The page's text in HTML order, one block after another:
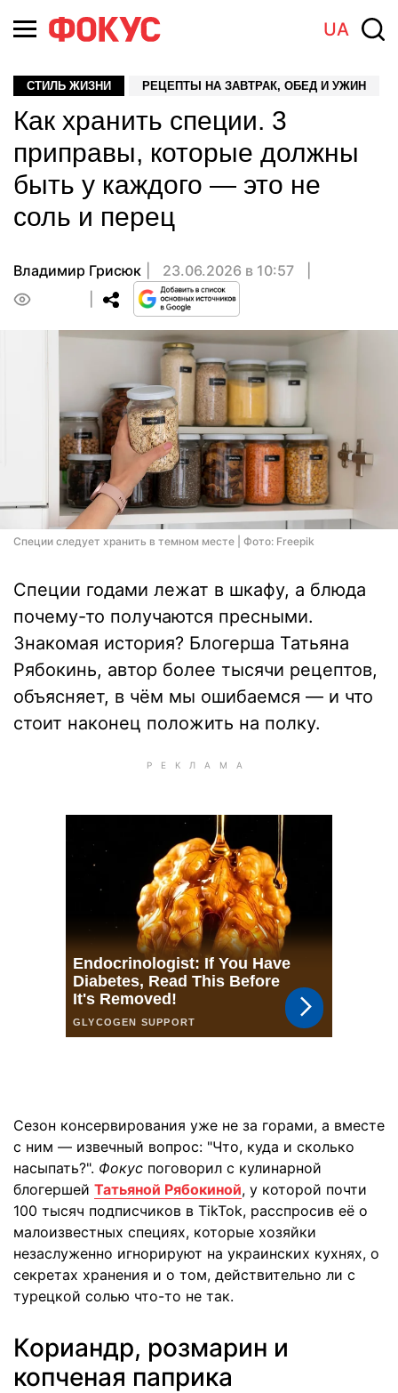
UA
СТИЛЬ ЖИЗНИ РЕЦЕПТЫ НА ЗАВТРАК, ОБЕД И УЖИН
Как хранить специи. 3
приправы, которые должны
быть у каждого — это не
соль и перец
Владимир Грисюк
23.06.2026 в 10:57
Специи следует хранить в темном месте | Фото: Freepik
Специи годами лежат в шкафу, а блюда
почему-то получаются пресными.
Знакомая история? Блогерша Татьяна
Рябокинь, автор более тысячи рецептов,
объясняет, в чём мы ошибаемся — и что
стоит наконец положить на полку.
Сезон консервирования уже не за горами, а вместе
с ним — извечный вопрос: "Что, куда и сколько
насыпать?". Фокус поговорил с кулинарной
блогершей Татьяной Рябокиной, у которой почти
100 тысяч подписчиков в TikTok, расспросив её о
малоизвестных специях, которые хозяйки
незаслуженно игнорируют на украинских кухнях, о
секретах хранения и о том, действительно ли с
турецкой солью что-то не так.
Кориандр, розмарин и
копченая паприка